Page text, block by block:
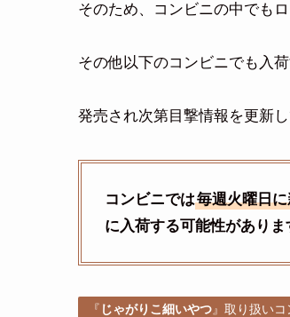
そのため、コンビニの中でも
その他以下のコンビニでも入
発売され次第目撃情報を更新し
コンビニでは毎週火曜日
に入荷する可能性がありま
『 じゃがりこ細いやつ』取り扱いコ